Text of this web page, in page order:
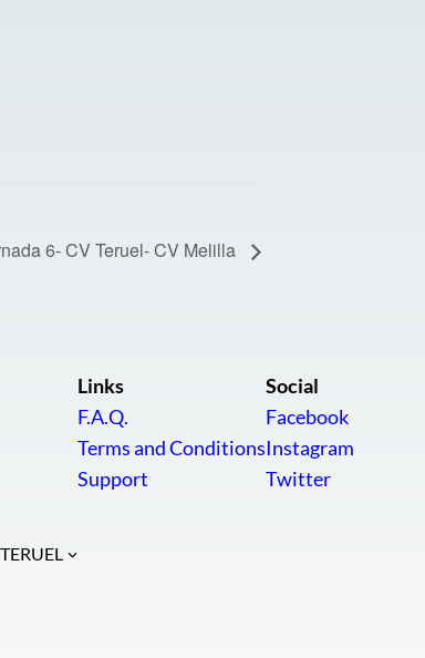
6- CV Teruel- CV Melilla
Links
F.A.Q.
Terms and Conditions
Support
Social
Facebook
Instagram
Twitter